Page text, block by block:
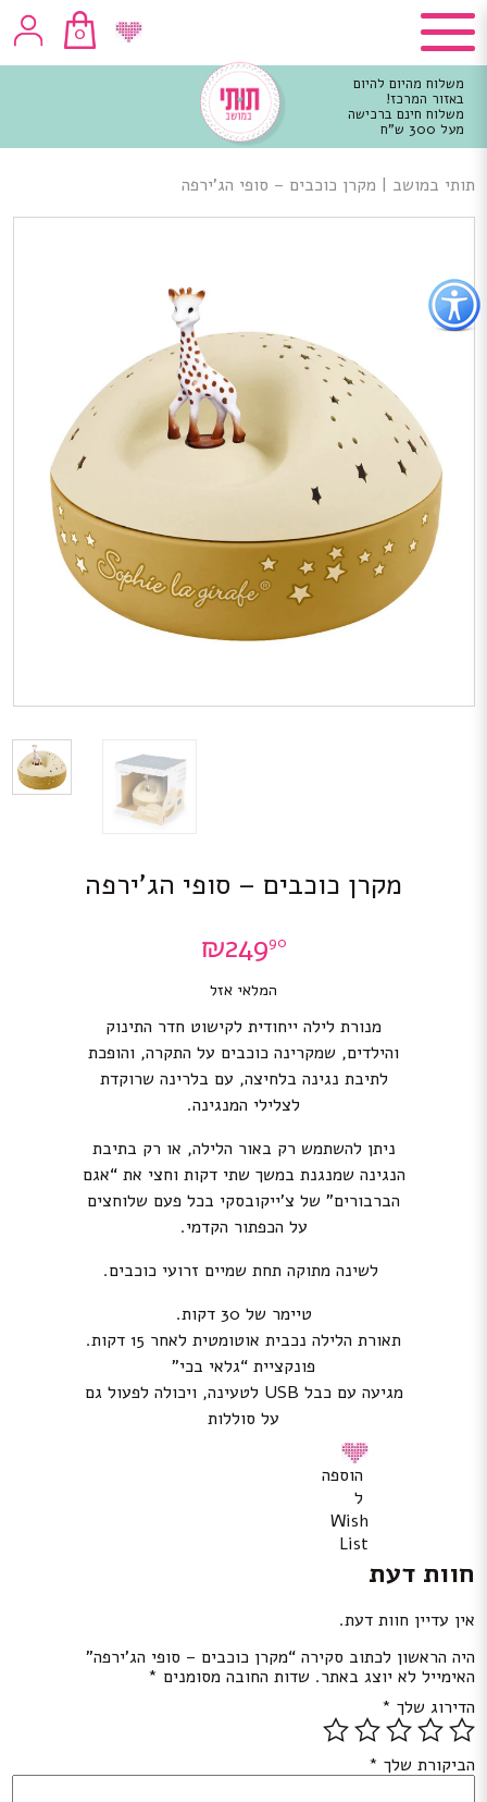
כפתור
לפתיחת
תפריט
נגישות
0
משלוח מהיום להיום
באזור המרכז!
משלוח חינם ברכישה
מעל 300 ש"ח
מרכזי
תותי במושב | מקרן כוכבים – סופי הג’ירפה
מקרן כוכבים – סופי הג’ירפה
₪24990
המלאי אזל
מנורת לילה ייחודית לקישוט חדר התינוק
והילדים, שמקרינה כוכבים על התקרה, והופכת
לתיבת נגינה בלחיצה, עם בלרינה שרוקדת
לצלילי המנגינה.
ניתן להשתמש רק באור הלילה, או רק בתיבת
הנגינה שמנגנת במשך שתי דקות וחצי את “אגם
הברבורים” של צ’ייקובסקי בכל פעם שלוחצים
על הכפתור הקדמי.
לשינה מתוקה תחת שמיים זרועי כוכבים.
טיימר של 30 דקות.
תאורת הלילה נכבית אוטומטית לאחר 15 דקות.
פונקציית “גלאי בכי”
מגיעה עם כבל USB לטעינה, ויכולה לפעול גם
על סוללות
הוספה
ל
Wish
List
חוות דעת
אין עדיין חוות דעת.
היה הראשון לכתוב סקירה “מקרן כוכבים – סופי הג’ירפה”
האימייל לא יוצג באתר. שדות החובה מסומנים *
הדירוג שלך *
הביקורת שלך *